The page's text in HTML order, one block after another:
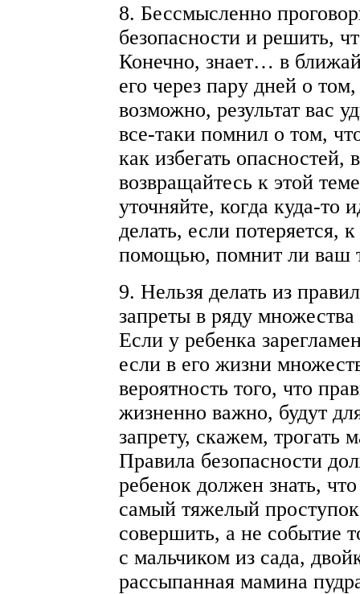
8. Бессмысленно
безопасности и решить,
Конечно, знает… в
его через пару дней о
возможно, результат вас
все-таки помнил о том,
как избегать опасностей,
возвращайтесь к этой
уточняйте, когда куда-то
делать, если потеряется,
помощью, помнит ли ваш
9. Нельзя делать из
запреты в ряду множества
Если у ребенка
если в его жизни
вероятность того, что
жизненно важно, будут
запрету, скажем, трогать
Правила безопасности
ребенок должен знать,
самый тяжелый
совершить, а не событие
с мальчиком из сада,
рассыпанная мамина